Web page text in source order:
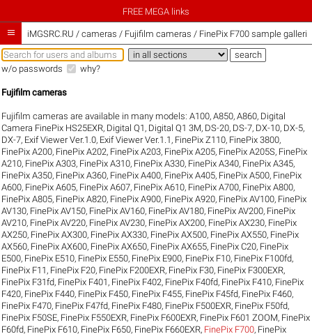
FREE MEGA links
 iMGSRC.RU / cameras / Fujifilm cameras / FinePix F700 sample
w/o passwords why?
Fujifilm cameras
Fujifilm cameras are available in many models:A100,A850,A860, Digital
Camera FinePix HS25EXR, Digital Q1 , Digital Q1 3M, DS-20, DS-7, DX-10, DX-5,
DX-7, Exif Viewer Ver.1.0, Exif Viewer Ver.1.1 , FinePix Z110, FinePix 3800,
FinePix A200, FinePix A202, FinePix A203, FinePix A205, FinePix A205S, FinePix
A210, FinePix A303, FinePix A310, FinePix A330, FinePix A340, FinePix A345,
FinePix A350, FinePix A360, FinePix A400, FinePix A405, FinePix A500, FinePix
A600, FinePix A605, FinePix A607, FinePix A610, FinePix A700, FinePix A800,
FinePix A805, FinePix A820, FinePix A900, FinePix A920, FinePix AV100, FinePix
AV130, FinePix AV150, FinePix AV160, FinePix AV180, FinePix AV200, FinePix
AV210, FinePix AV220, FinePix AV230, FinePix AX200, FinePix AX230, FinePix
AX250, FinePix AX300, FinePix AX330, FinePix AX500, FinePix AX550, FinePix
AX560, FinePix AX600, FinePix AX650, FinePix AX655, FinePix C20, FinePix
E500, FinePix E510, FinePix E550, FinePix E900, FinePix F10, FinePix F100fd,
FinePix F11 , FinePix F20, FinePix F200EXR, FinePix F30, FinePix F300EXR,
FinePix F31fd, FinePix F401 , FinePix F402, FinePix F40fd, FinePix F410, FinePix
F420, FinePix F440, FinePix F450, FinePix F455, FinePix F45fd, FinePix F460,
FinePix F470, FinePix F47fd, FinePix F480, FinePix F500EXR, FinePix F50fd,
FinePix F50SE, FinePix F550EXR, FinePix F600EXR, FinePix F601 ZOOM, FinePix
F60fd, FinePix F610, FinePix F650, FinePix F660EXR, FinePix F700, FinePix